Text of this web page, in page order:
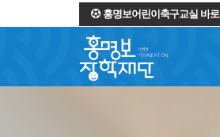
홍명보어린이축구교실 바로